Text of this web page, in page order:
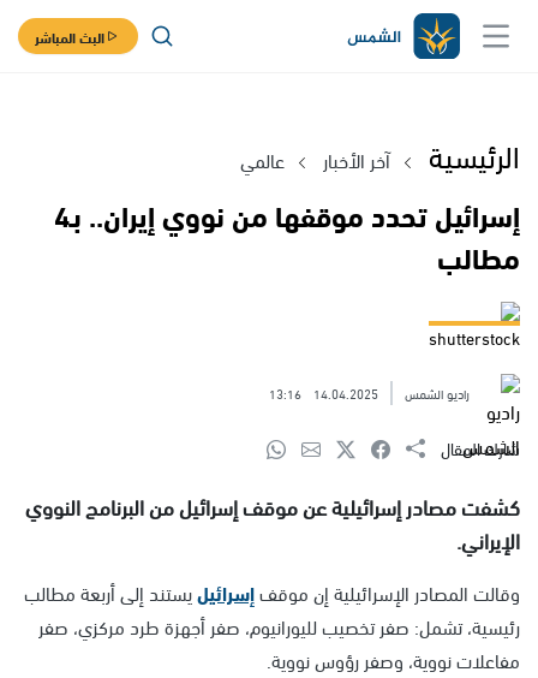
البث المباشر
الرئيسية آخر الأخبار عالمي
إسرائيل تحدد موقفها من نووي إيران.. بـ4
مطالب
shutterstock
راديو الشمس 14.04.2025
13:16
شارك المقال
كشفت مصادر إسرائيلية عن موقف إسرائيل من البرنامج النووي
الإيراني.
وقالت المصادر الإسرائيلية إن موقفإسرائيليستند إلى أربعة مطالب
رئيسية، تشمل: صفر تخصيب لليورانيوم، صفر أجهزة طرد مركزي، صفر
مفاعلات نووية، وصفر رؤوس نووية.